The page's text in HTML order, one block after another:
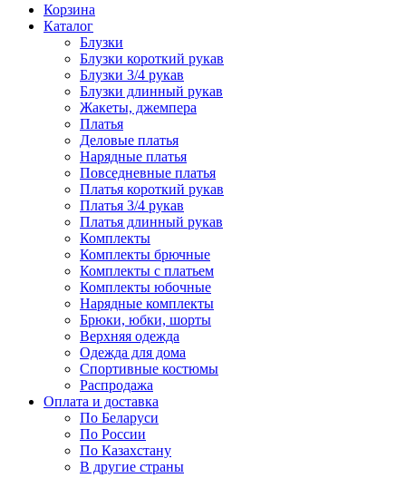
Корзина
Каталог
Блузки
Блузки короткий рукав
Блузки 3/4 рукав
Блузки длинный рукав
Жакеты, джемпера
Платья
Деловые платья
Нарядные платья
Повседневные платья
Платья короткий рукав
Платья 3/4 рукав
Платья длинный рукав
Комплекты
Комплекты брючные
Комплекты с платьем
Комплекты юбочные
Нарядные комплекты
Брюки, юбки, шорты
Верхняя одежда
Одежда для дома
Спортивные костюмы
Распродажа
Оплата и доставка
По Беларуси
По России
По Казахстану
В другие страны